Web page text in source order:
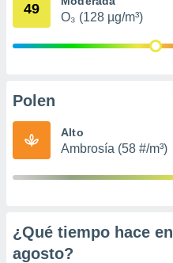
publicidad
de
1199
49
O₃ (128 µg/m³)
Polen
Alto
Ambrosía (58 #/m³)
¿Qué tiempo hace
agosto?